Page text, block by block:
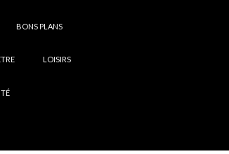
BONS PLANS
LOISIRS